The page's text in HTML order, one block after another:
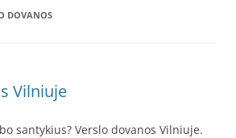
DOVANOS
Vilniuje
santykius? Verslo dovanos Vilniuje.